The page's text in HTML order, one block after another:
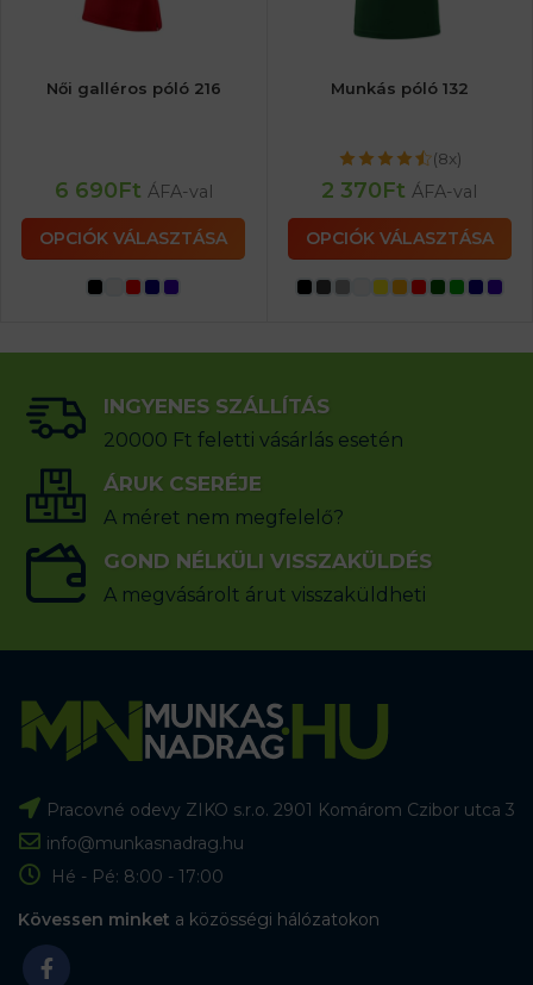
Női galléros póló 216
6 690Ft ÁFA-val
OPCIÓK VÁLASZTÁSA
Munkás póló 132
(8x)
2 370Ft ÁFA-val
OPCIÓK VÁLASZTÁSA
INGYENES SZÁLLÍTÁS
20000 Ft feletti vásárlás esetén
ÁRUK CSERÉJE
A méret nem megfelelő?
GOND NÉLKÜLI VISSZAKÜLDÉS
A megvásárolt árut visszaküldheti
Pracovné odevy ZIKO s.r.o. 2901 Komárom Czibor utca 3
info@munkasnadrag.hu
Hé - Pé: 8:00 - 17:00
Kövessen minket a közösségi hálózatokon